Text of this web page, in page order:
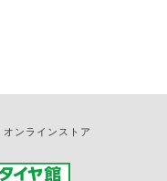
ンラインストア